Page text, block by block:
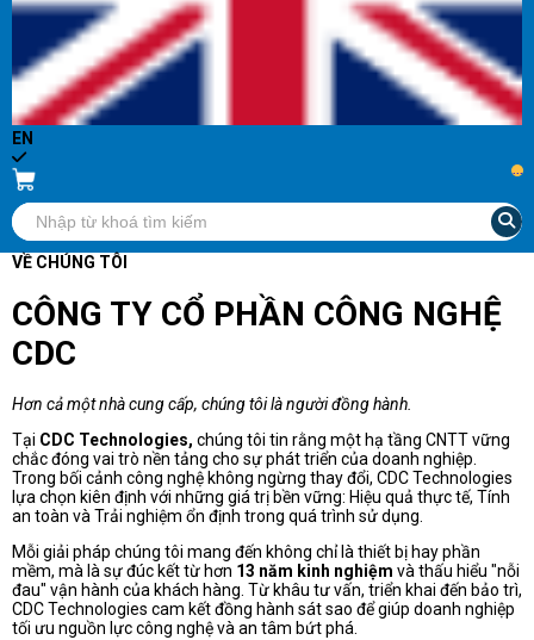
EN
...
VỀ CHÚNG TÔI
CÔNG TY CỔ PHẦN CÔNG NGHỆ
CDC
Hơn cả một nhà cung cấp, chúng tôi là người đồng hành.
Tại CDC Technologies, chúng tôi tin rằng một hạ tầng CNTT vững
chắc đóng vai trò nền tảng cho sự phát triển của doanh nghiệp.
Trong bối cảnh công nghệ không ngừng thay đổi, CDC Technologies
lựa chọn kiên định với những giá trị bền vững: Hiệu quả thực tế, Tính
an toàn và Trải nghiệm ổn định trong quá trình sử dụng.
Mỗi giải pháp chúng tôi mang đến không chỉ là thiết bị hay phần
mềm, mà là sự đúc kết từ hơn 13 năm kinh nghiệm và thấu hiểu "nỗi
đau" vận hành của khách hàng. Từ khâu tư vấn, triển khai đến bảo trì,
CDC Technologies cam kết đồng hành sát sao để giúp doanh nghiệp
tối ưu nguồn lực công nghệ và an tâm bứt phá.